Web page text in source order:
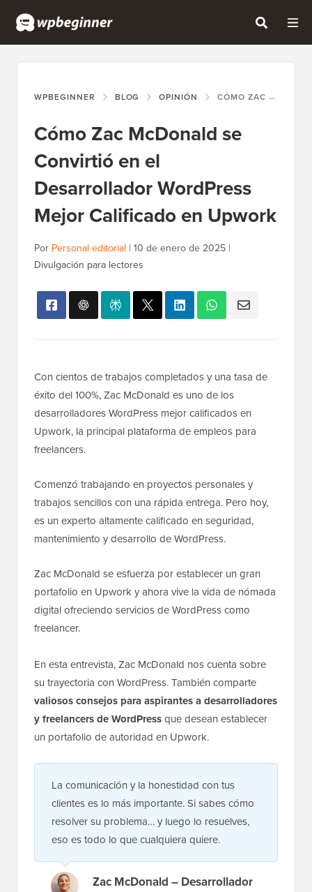
WPBEGINNER BLOG OPINIÓN CÓMO ZAC MCDONALD SE CONVIRTIÓ EN EL DESARROLLADOR WORDPRESS MEJOR CALIFICADO EN UPWORK
Cómo Zac McDonald se
Convirtió en el
Desarrollador WordPress
Mejor Calificado en Upwork
Por Personal editorial | 10 de enero de 2025 |
Divulgación para lectores
Con cientos de trabajos completados y una tasa de
éxito del 100%, Zac McDonald es uno de los
desarrolladores WordPress mejor calificados en
Upwork, la principal plataforma de empleos para
freelancers.
Comenzó trabajando en proyectos personales y
trabajos sencillos con una rápida entrega. Pero hoy,
es un experto altamente calificado en seguridad,
mantenimiento y desarrollo de WordPress.
Zac McDonald se esfuerza por establecer un gran
portafolio en Upwork y ahora vive la vida de nómada
digital ofreciendo servicios de WordPress como
freelancer.
En esta entrevista, Zac McDonald nos cuenta sobre
su trayectoria con WordPress. También comparte
valiosos consejos para aspirantes a desarrolladores
y freelancers de WordPressque desean establecer
un portafolio de autoridad en Upwork.
La comunicación y la honestidad con tus
clientes es lo más importante. Si sabes cómo
resolver su problema… y luego lo resuelves,
eso es todo lo que cualquiera quiere.
Zac McDonald – Desarrollador